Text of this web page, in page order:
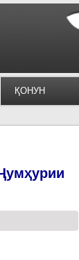
ҚОНУН